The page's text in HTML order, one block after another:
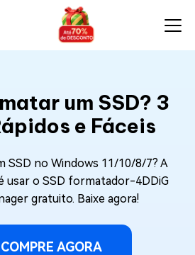
um SSD? 3
e Fáceis
SSD no Windows 11/10/8/7? A
usar o SSD formatador-4DDiG
gratuito. Baixe agora!
COMPRE AGORA